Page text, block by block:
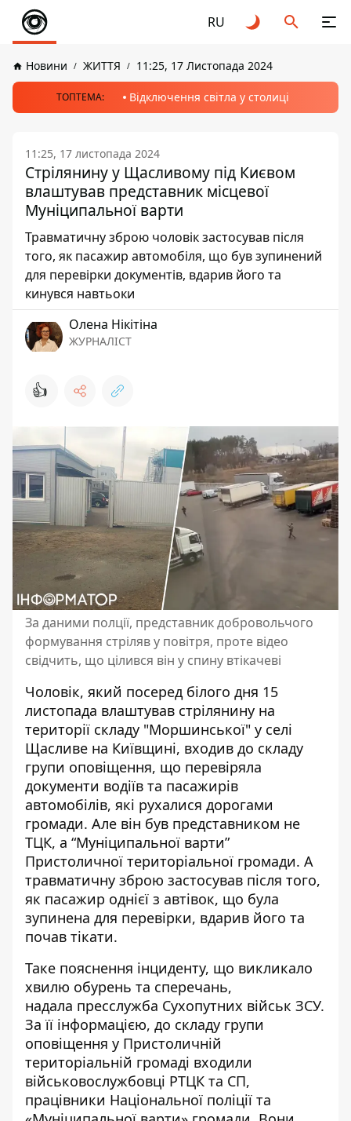
RU
Новини ЖИТТЯ 11:25, 17 Листопада 2024
ТОПТЕМА: Відключення світла у столиці
11:25, 17 листопада 2024
Стрілянину у Щасливому під Києвом
влаштував представник місцевої
Муніципальної варти
Травматичну зброю чоловік застосував після
того, як пасажир автомобіля, що був зупинений
для перевірки документів, вдарив його та
кинувся навтьоки
Олена Нікітіна
ЖУРНАЛІСТ
👍
За даними полції, представник добровольчого
формування стріляв у повітря, проте відео
свідчить, що цілився він у спину втікачеві
Чоловік, який посеред білого дня 15
листопада влаштував стрілянину на
території складу "Моршинської" у селі
Щасливе на Київщині, входив до складу
групи оповіщення, що перевіряла
документи водіїв та пасажирів
автомобілів, які рухалися дорогами
громади. Але він був представником не
ТЦК, а “Муніципальної варти”
Пристоличної територіальної громади. А
травматичну зброю застосував після того,
як пасажир однієї з автівок, що була
зупинена для перевірки, вдарив його та
почав тікати.
Таке пояснення інциденту, що викликало
хвилю обурень та сперечань,
надала пресслужба Сухопутних військ ЗСУ.
За її інформацією, до складу групи
оповіщення у Пристоличній
територіальній громаді входили
військовослужбовці РТЦК та СП,
працівники Національної поліції та